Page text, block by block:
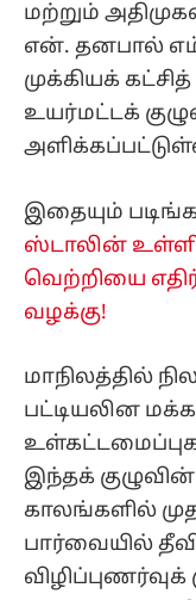
மற்றும்
என். தனபால்
முக்கியக்
உயர்மட்டக்
இதையும்
ஸ்டாலின்
வெற்றியை
வழக்கு!
மாநிலத்தில்
பட்டியலின
இந்தக்
காலங்களில்
பார்வையில்